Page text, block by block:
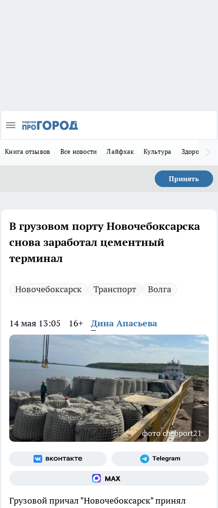
Книга отзывов Все новости Лайфхак Культура Здоровье
Принять
В грузовом порту Новочебоксарска
снова заработал цементный
терминал
Новочебоксарск Транспорт Волга
14 мая 13:05 16+ Дина Апасьева
фото chebport21
Грузовой причал "Новочебоксарск" принял